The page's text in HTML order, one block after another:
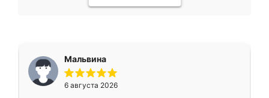
Мальвина
6 августа 2026